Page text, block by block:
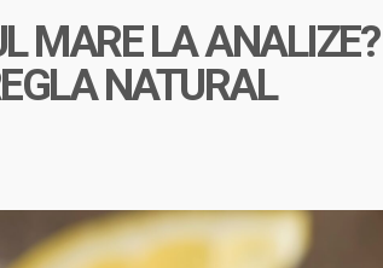
MARE LA
NATURAL